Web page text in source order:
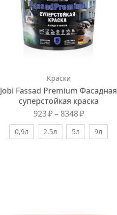
Краски
Jobi Fassad Premium Фасадная
суперстойкая краска
923₽ – 8348₽
0,9л 2.5л 5л 9л